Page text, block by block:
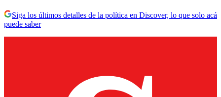
Siga los últimos detalles de la política en Discover, lo que solo acá
puede saber